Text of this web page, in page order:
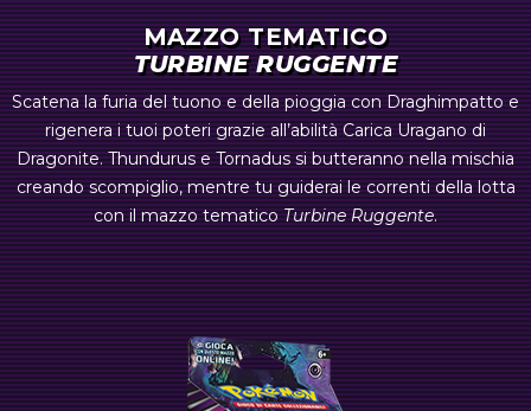
MAZZO TEMATICO
TURBINE RUGGENTE
Scatena la furia del tuono e della pioggia con Draghimpatto e
rigenera i tuoi poteri grazie all’abilità Carica Uragano di
Dragonite. Thundurus e Tornadus si butteranno nella mischia
creando scompiglio, mentre tu guiderai le correnti della lotta
con il mazzo tematicoTurbine Ruggente.